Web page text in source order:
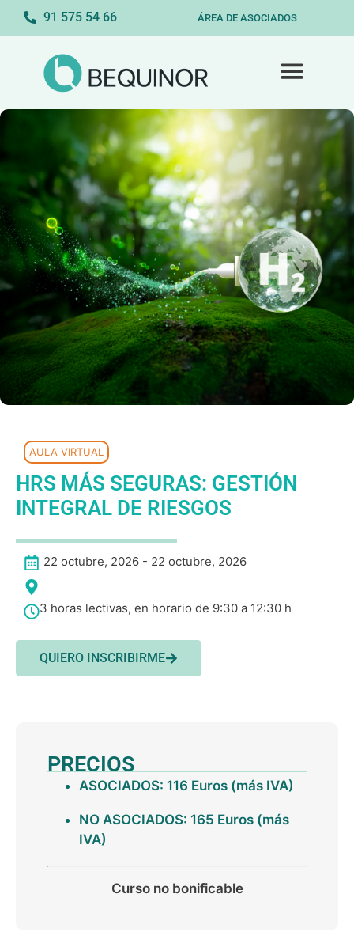
91 575 54 66 ÁREA DE ASOCIADOS
AULA VIRTUAL
HRS MÁS SEGURAS: GESTIÓN
INTEGRAL DE RIESGOS
22 octubre, 2026 - 22 octubre, 2026
3 horas lectivas, en horario de 9:30 a 12:30 h
QUIERO INSCRIBIRME
PRECIOS
ASOCIADOS: 116 Euros (más IVA)
NO ASOCIADOS: 165 Euros (más
IVA)
Curso no bonificable